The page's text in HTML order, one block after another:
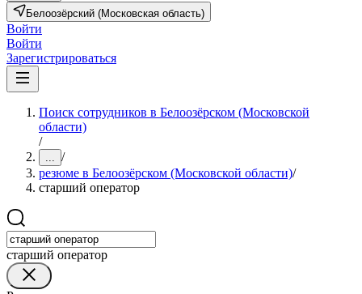
Белоозёрский (Московская область)
Войти
Войти
Зарегистрироваться
Поиск сотрудников в Белоозёрском (Московской
области)
/
... /
резюме в Белоозёрском (Московской области)/
старший оператор
старший оператор